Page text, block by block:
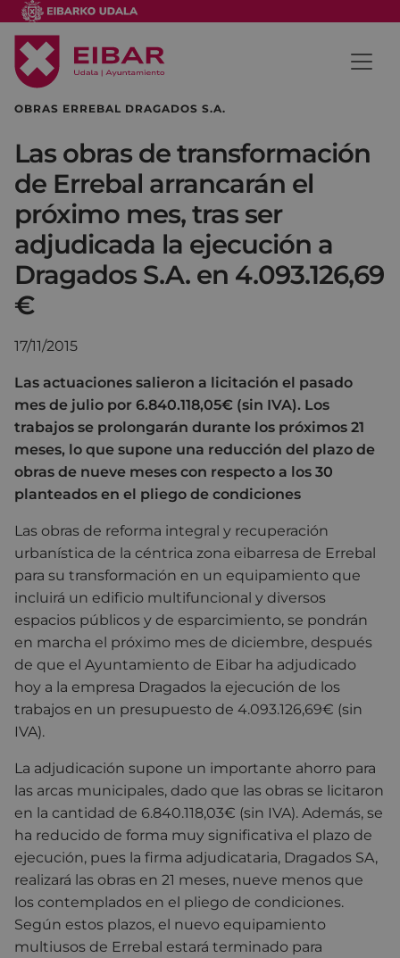
OBRAS ERREBAL DRAGADOS S.A.
Las obras de transformación
de Errebal arrancarán el
próximo mes, tras ser
adjudicada la ejecución a
Dragados S.A. en 4.093.126,69
€
17/11/2015
Las actuaciones salieron a licitación el pasado
mes de julio por 6.840.118,05€ (sin IVA). Los
trabajos se prolongarán durante los próximos 21
meses, lo que supone una reducción del plazo de
obras de nueve meses con respecto a los 30
planteados en el pliego de condiciones
Las obras de reforma integral y recuperación
urbanística de la céntrica zona eibarresa de Errebal
para su transformación en un equipamiento que
incluirá un edificio multifuncional y diversos
espacios públicos y de esparcimiento, se pondrán
en marcha el próximo mes de diciembre, después
de que el Ayuntamiento de Eibar ha adjudicado
hoy a la empresa Dragados la ejecución de los
trabajos en un presupuesto de 4.093.126,69€ (sin
IVA).
La adjudicación supone un importante ahorro para
las arcas municipales, dado que las obras se licitaron
en la cantidad de 6.840.118,03€ (sin IVA). Además, se
ha reducido de forma muy significativa el plazo de
ejecución, pues la firma adjudicataria, Dragados SA,
realizará las obras en 21 meses, nueve menos que
los contemplados en el pliego de condiciones.
Según estos plazos, el nuevo equipamiento
multiusos de Errebal estará terminado para